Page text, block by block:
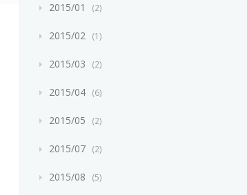
2015/01 2
2015/02 1
2015/03 2
2015/04 6
2015/05 2
2015/07 2
2015/08 5